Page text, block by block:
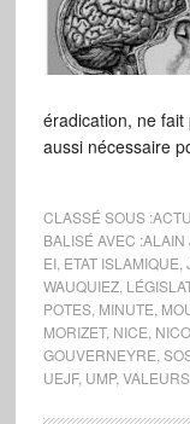
éradication, ne
aussi nécessaire
CLASSÉ SOUS :
BALISÉ AVEC :ALAIN
EI, ETAT ISLAMIQUE
WAUQUIEZ,
POTES, MINUTE
MORIZET, NICE
GOUVERNEYRE
UEJF, UMP,